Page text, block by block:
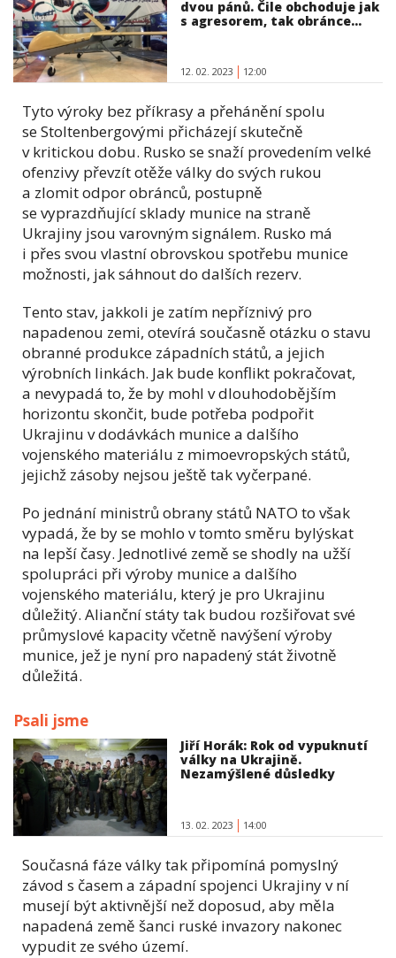
dvou pánů. Čile obchoduje jak
s agresorem, tak obránce...
12. 02. 2023 12:00
Tyto výroky bez příkrasy a přehánění spolu
se Stoltenbergovými přicházejí skutečně
v kritickou dobu. Rusko se snaží provedením velké
ofenzivy převzít otěže války do svých rukou
a zlomit odpor obránců, postupně
se vyprazdňující sklady munice na straně
Ukrajiny jsou varovným signálem. Rusko má
i přes svou vlastní obrovskou spotřebu munice
možnosti, jak sáhnout do dalších rezerv.
Tento stav, jakkoli je zatím nepříznivý pro
napadenou zemi, otevírá současně otázku o stavu
obranné produkce západních států, a jejich
výrobních linkách. Jak bude konflikt pokračovat,
a nevypadá to, že by mohl v dlouhodobějším
horizontu skončit, bude potřeba podpořit
Ukrajinu v dodávkách munice a dalšího
vojenského materiálu z mimoevropských států,
jejichž zásoby nejsou ještě tak vyčerpané.
Po jednání ministrů obrany států NATO to však
vypadá, že by se mohlo v tomto směru bylýskat
na lepší časy. Jednotlivé země se shodly na užší
spolupráci při výroby munice a dalšího
vojenského materiálu, který je pro Ukrajinu
důležitý. Alianční státy tak budou rozšiřovat své
průmyslové kapacity včetně navýšení výroby
munice, jež je nyní pro napadený stát životně
důležitá.
Psali jsme
Jiří Horák: Rok od vypuknutí
války na Ukrajině.
Nezamýšlené důsledky
13. 02. 2023 14:00
Současná fáze války tak připomíná pomyslný
závod s časem a západní spojenci Ukrajiny v ní
musejí být aktivnější než doposud, aby měla
napadená země šanci ruské invazory nakonec
vypudit ze svého území.